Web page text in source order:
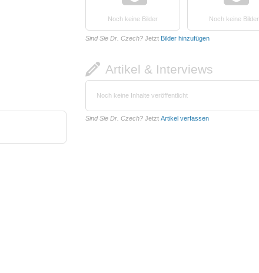
Noch keine Bilder Noch keine Bilder
Sind Sie Dr. Czech? Jetzt Bilder hinzufügen
Artikel & Interviews
Noch keine Inhalte veröffentlicht
Sind Sie Dr. Czech? Jetzt Artikel verfassen